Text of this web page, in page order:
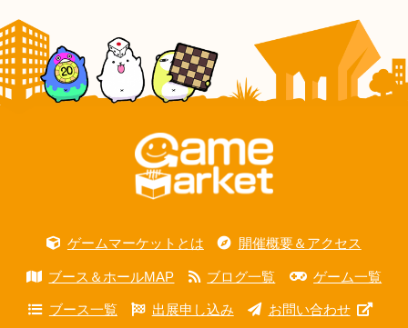
ゲームマーケットとは 開催概要＆アクセス
ブース＆ホールMAP ブログ一覧 ゲーム一覧
ブース一覧 出展申し込み お問い合わせ